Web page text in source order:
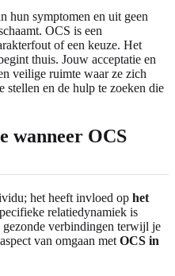
hun symptomen en uit geen
OCS is een
of een keuze. Het
thuis. Jouw acceptatie en
veilige ruimte waar ze zich
stellen en de hulp te zoeken die
wanneer OCS
het heeft invloed op het
relatiedynamiek is
verbindingen terwijl je
van omgaan met OCS in